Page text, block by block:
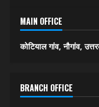
MAIN OFFICE
कोटियाल गांव, नौगांव,
BRANCH OFFICE